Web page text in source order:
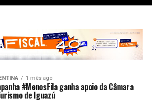
1 mês ago
#MenosFila ganha apoio da Câmara
de Iguazú